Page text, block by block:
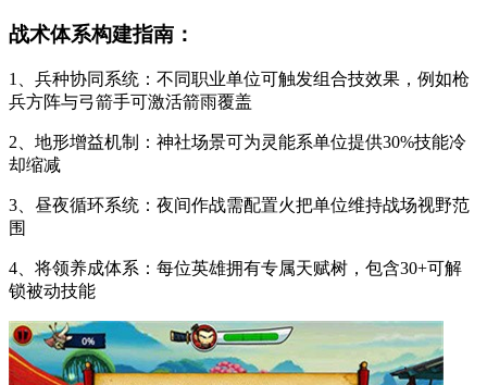
战术体系构建指南：
1、兵种协同系统：不同职业单位可触发组合技效果，例如枪
兵方阵与弓箭手可激活箭雨覆盖
2、地形增益机制：神社场景可为灵能系单位提供30%技能冷
却缩减
3、昼夜循环系统：夜间作战需配置火把单位维持战场视野范
围
4、将领养成体系：每位英雄拥有专属天赋树，包含30+可解
锁被动技能